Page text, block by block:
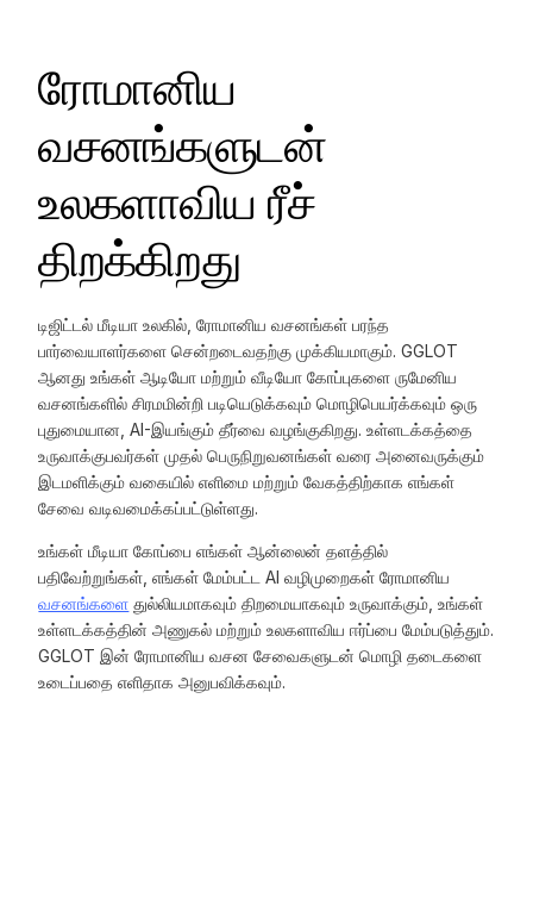
ரோமானிய
வசனங்களுடன்
உலகளாவிய ரீச்
திறக்கிறது
டிஜிட்டல் மீடியா உலகில், ரோமானிய வசனங்கள் பரந்த
பார்வையாளர்களை சென்றடைவதற்கு முக்கியமாகும். GGLOT
ஆனது உங்கள் ஆடியோ மற்றும் வீடியோ கோப்புகளை ருமேனிய
வசனங்களில் சிரமமின்றி படியெடுக்கவும் மொழிபெயர்க்கவும் ஒரு
புதுமையான, AI-இயங்கும் தீர்வை வழங்குகிறது. உள்ளடக்கத்தை
உருவாக்குபவர்கள் முதல் பெருநிறுவனங்கள் வரை அனைவருக்கும்
இடமளிக்கும் வகையில் எளிமை மற்றும் வேகத்திற்காக எங்கள்
சேவை வடிவமைக்கப்பட்டுள்ளது.
உங்கள் மீடியா கோப்பை எங்கள் ஆன்லைன் தளத்தில்
பதிவேற்றுங்கள், எங்கள் மேம்பட்ட AI வழிமுறைகள் ரோமானிய
வசனங்களை துல்லியமாகவும் திறமையாகவும் உருவாக்கும், உங்கள்
உள்ளடக்கத்தின் அணுகல் மற்றும் உலகளாவிய ஈர்ப்பை மேம்படுத்தும்.
GGLOT இன் ரோமானிய வசன சேவைகளுடன் மொழி தடைகளை
உடைப்பதை எளிதாக அனுபவிக்கவும்.